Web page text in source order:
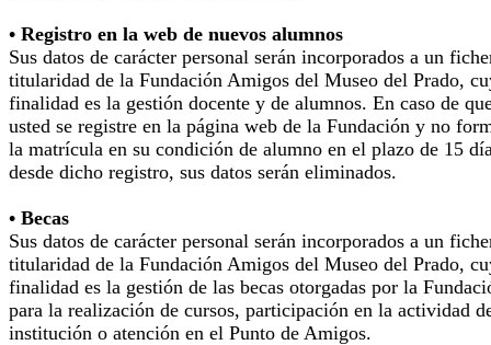
• Registro en la web de nuevos alumnos
Sus datos de carácter personal serán incorporados a un
titularidad de la Fundación Amigos del Museo del Prado,
finalidad es la gestión docente y de alumnos. En caso de
usted se registre en la página web de la Fundación y no
la matrícula en su condición de alumno en el plazo de 15
desde dicho registro, sus datos serán eliminados.
• Becas
Sus datos de carácter personal serán incorporados a un
titularidad de la Fundación Amigos del Museo del Prado,
finalidad es la gestión de las becas otorgadas por la
para la realización de cursos, participación en la actividad
institución o atención en el Punto de Amigos.